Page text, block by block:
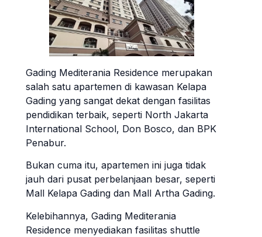
Gading Mediterania Residence merupakan
salah satu apartemen di kawasan Kelapa
Gading yang sangat dekat dengan fasilitas
pendidikan terbaik, seperti North Jakarta
International School, Don Bosco, dan BPK
Penabur.
Bukan cuma itu, apartemen ini juga tidak
jauh dari pusat perbelanjaan besar, seperti
Mall Kelapa Gading dan Mall Artha Gading.
Kelebihannya, Gading Mediterania
Residence menyediakan fasilitas shuttle